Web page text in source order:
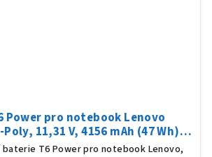
Power pro notebook Lenovo
11,31 V, 4156 mAh (47 Wh),
černá
baterie T6 Power pro notebook Lenovo,